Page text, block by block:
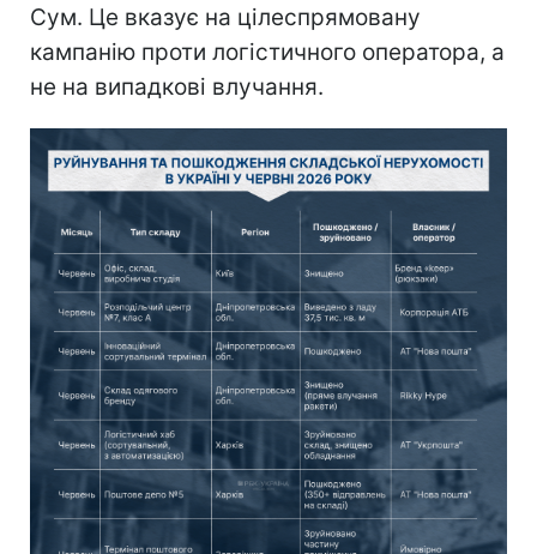
Сум. Це вказує на цілеспрямовану
кампанію проти логістичного оператора, а
не на випадкові влучання.